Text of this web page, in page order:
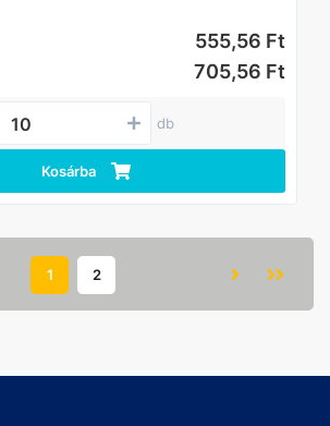
555,56 Ft
705,56 Ft
db
Kosárba
1 2